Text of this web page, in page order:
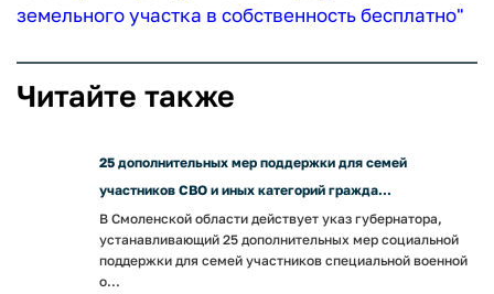
земельного участка в собственность бесплатно"
Читайте также
25 дополнительных мер поддержки для семей
участников СВО и иных категорий гражда...
В Смоленской области действует указ губернатора,
устанавливающий 25 дополнительных мер социальной
поддержки для семей участников специальной военной
о...